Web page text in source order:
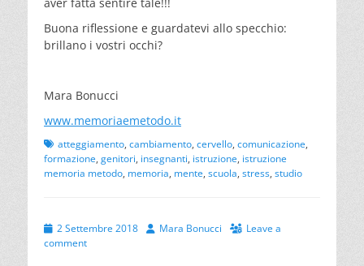
Buona riflessione e guardatevi allo specchio:
brillano i vostri occhi?
Mara Bonucci
www.memoriaemetodo.it
Tagsatteggiamento, cambiamento, cervello, comunicazione,
formazione, genitori, insegnanti, istruzione, istruzione
memoria metodo, memoria, mente, scuola, stress, studio
Posted
on
2 Settembre 2018 AuthorMara Bonucci
Leave a
comment